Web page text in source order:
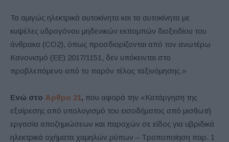
Τα αμιγώς ηλεκτρικά αυτοκίνητα και τα αυτοκίνητα με
κυψέλες υδρογόνου μηδενικών εκπομπών διοξειδίου του
άνθρακα (CO2), όπως προσδιορίζονται από τον ανωτέρω
Κανονισμό (ΕΕ) 2017/1151, δεν υπόκεινται στο
προβλεπόμενο από το παρόν τέλος ταξινόμησης.»
Ενώ στο Άρθρο 21, που αφορά την «Κατάργηση της
εξαίρεσης από υπολογισμό του εισοδήματος από μισθωτή
εργασία αποζημιώσεων και παροχών σε είδος για υβριδικά
ηλεκτρικά οχήματα χαμηλών ρύπων – Τροποποίηση παρ. 1